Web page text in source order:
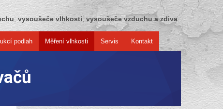
,vysoušeče vlhkosti, vysoušeče vzduchu a zdiva
podlah Měření vlhkosti Servis Kontakt